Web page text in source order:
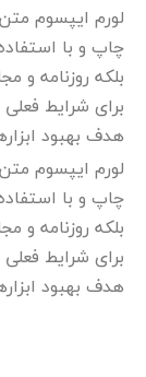
لورم ایپسوم
چاپ و با
بلکه روزنامه و
برای شرایط فعلی
هدف بهبود
لورم ایپسوم
چاپ و با
بلکه روزنامه و
برای شرایط فعلی
هدف بهبود